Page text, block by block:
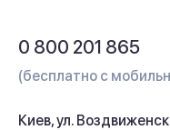
0 800 201 865
(бесплатно с
Киев, ул.